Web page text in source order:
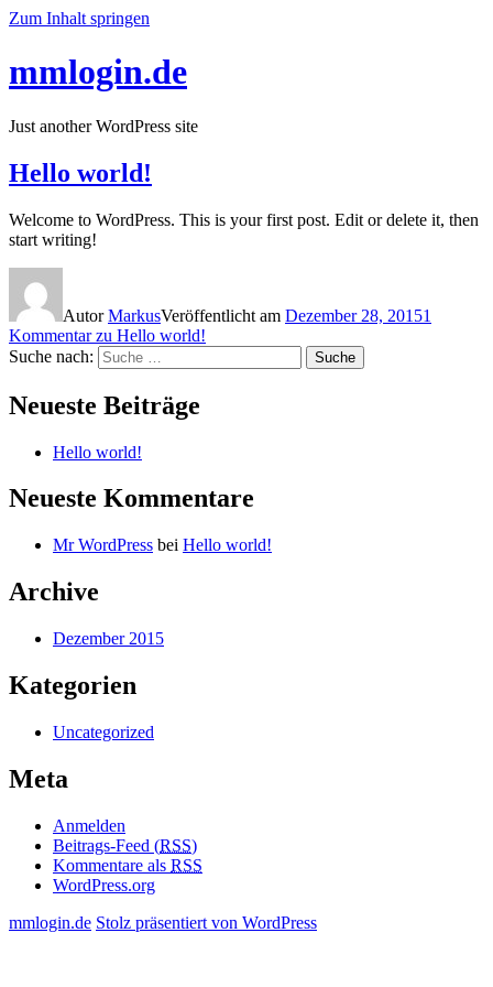
Zum Inhalt springen
mmlogin.de
Just another WordPress site
Hello world!
Welcome to WordPress. This is your first post. Edit or delete it, then
start writing!
AutorMarkusVeröffentlicht am Dezember 28, 20151
Kommentarzu Hello world!
Suche nach:
Suche
Neueste Beiträge
Hello world!
Neueste Kommentare
Mr WordPress bei Hello world!
Archive
Dezember 2015
Kategorien
Uncategorized
Meta
Anmelden
Beitrags-Feed (RSS)
Kommentare als RSS
WordPress.org
mmlogin.de Stolz präsentiert von WordPress